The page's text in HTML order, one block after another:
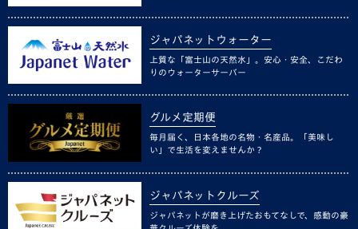
ジャパネットウォーター
上質な「富士山の天然水」。安心・安全、こだわ
りのウォーターサーバー
グルメ定期便
毎月届く、日本各地の名物・名産品。「美味し
い」で生活を変えませんか？
ジャパネットクルーズ
ジャパネットが磨き上げたおもてなしで、感動の豪